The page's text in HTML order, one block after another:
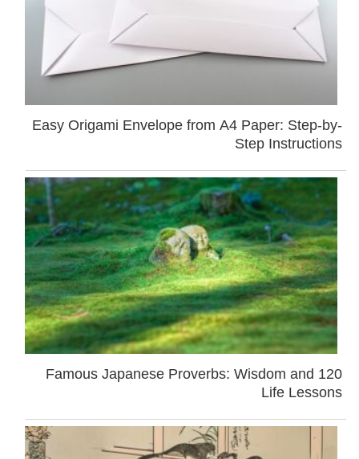
Easy Origami Envelope from A4 Paper: Step-by-
Step Instructions
120 Famous Japanese Proverbs: Wisdom and
Life Lessons